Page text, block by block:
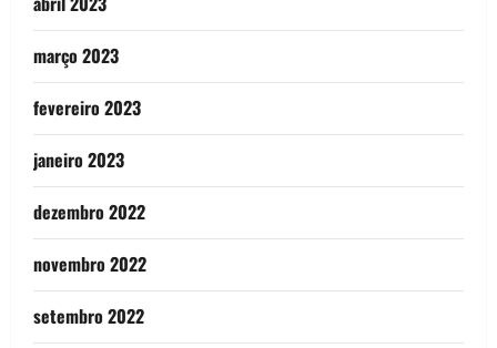
março 2023
fevereiro 2023
janeiro 2023
dezembro 2022
novembro 2022
setembro 2022